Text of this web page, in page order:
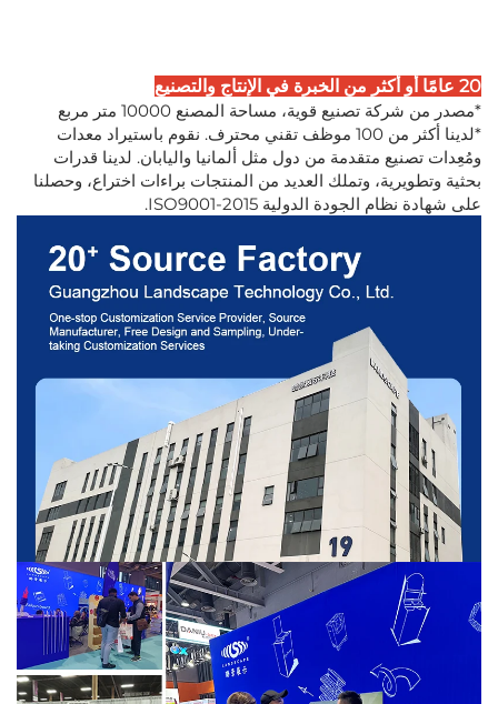
20 عامًا أو أكثر من الخبرة في الإنتاج والتصنيع
*مصدر من شركة تصنيع قوية، مساحة المصنع 10000 متر مربع
*لدينا أكثر من 100 موظف تقني محترف. نقوم باستيراد معدات
ومُعِدات تصنيع متقدمة من دول مثل ألمانيا واليابان. لدينا قدرات
بحثية وتطويرية، وتملك العديد من المنتجات براءات اختراع، وحصلنا
على شهادة نظام الجودة الدولية ISO9001-2015.